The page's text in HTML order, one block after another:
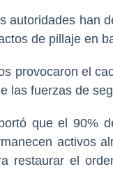
autoridades han
de pillaje en
provocaron el
las fuerzas de
que el 90%
activos
restaurar el